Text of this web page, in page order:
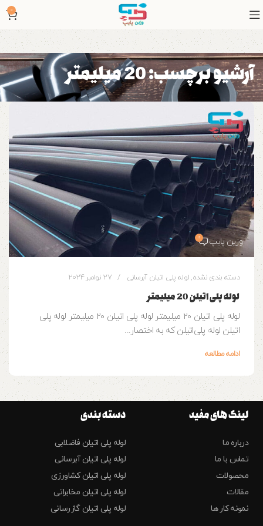
0
آرشیو برچسب: 20 میلیمتر
وزین پایپ 0
دسته بندی نشده, لوله پلی اتیلن آبرسانی 27 نوامبر 2024
لوله پلی اتیلن 20 میلیمتر
لوله پلی اتیلن 20 میلیمتر لوله پلی اتیلن 20 میلیمتر لوله پلی
اتیلن لوله‌ پلی‌اتیلن که به اختصار...
ادامه مطالعه
لینک های مفید
درباره ما
تماس با ما
محصولات
مقالات
نمونه کار ها
دسته بندی
لوله پلی اتیلن فاضلابی
لوله پلی اتیلن آبرسانی
لوله پلی اتیلن کشاورزی
لوله پلی اتیلن مخابراتی
لوله پلی اتیلن گازرسانی